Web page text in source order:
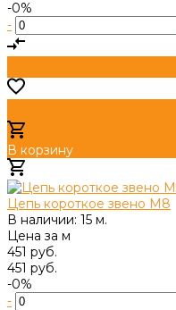
-0%
-
В корзину
Цепь короткое звено М8
В наличии: 15 м.
Цена за м
451 руб.
451 руб.
-0%
-